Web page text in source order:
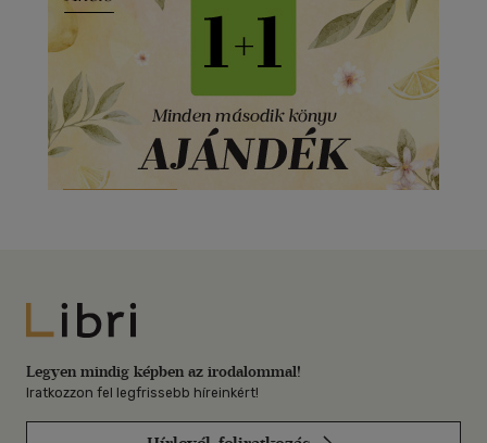
Libri
Legyen mindig képben az irodalommal!
Iratkozzon fel legfrissebb híreinkért!